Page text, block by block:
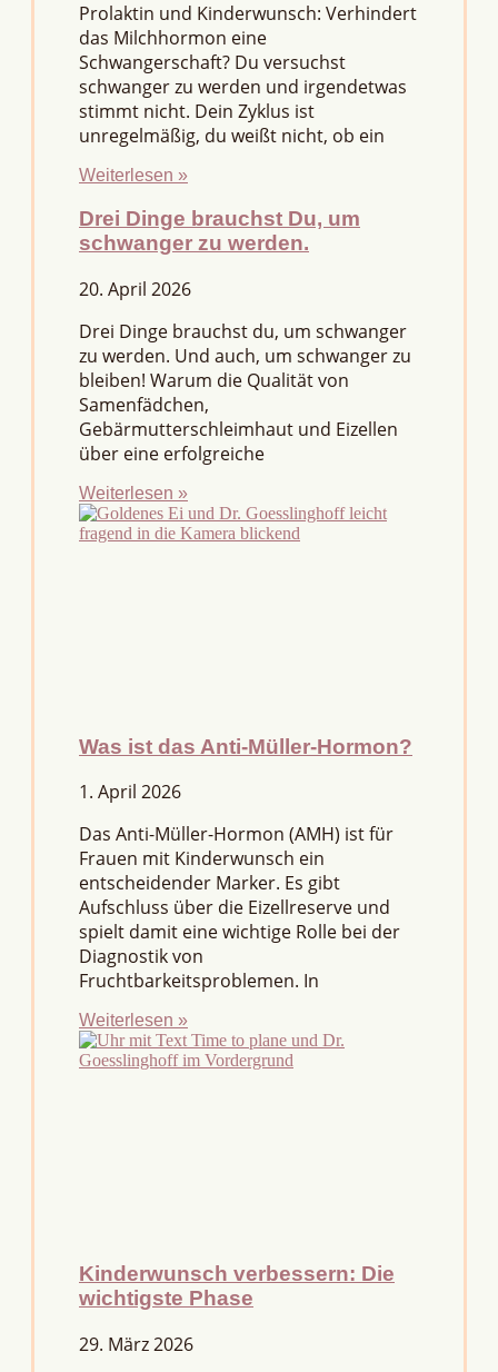
Prolaktin und Kinderwunsch: Verhindert
das Milchhormon eine
Schwangerschaft? Du versuchst
schwanger zu werden und irgendetwas
stimmt nicht. Dein Zyklus ist
unregelmäßig, du weißt nicht, ob ein
Weiterlesen »
Drei Dinge brauchst Du, um
schwanger zu werden.
20. April 2026
Drei Dinge brauchst du, um schwanger
zu werden. Und auch, um schwanger zu
bleiben! Warum die Qualität von
Samenfädchen,
Gebärmutterschleimhaut und Eizellen
über eine erfolgreiche
Weiterlesen »
Was ist das Anti-Müller-Hormon?
1. April 2026
Das Anti-Müller-Hormon (AMH) ist für
Frauen mit Kinderwunsch ein
entscheidender Marker. Es gibt
Aufschluss über die Eizellreserve und
spielt damit eine wichtige Rolle bei der
Diagnostik von
Fruchtbarkeitsproblemen. In
Weiterlesen »
Kinderwunsch verbessern: Die
wichtigste Phase
29. März 2026